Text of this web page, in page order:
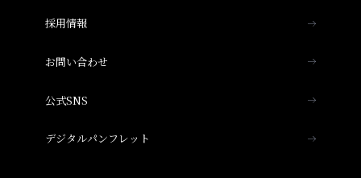
採用情報
お問い合わせ
公式SNS
デジタルパンフレット